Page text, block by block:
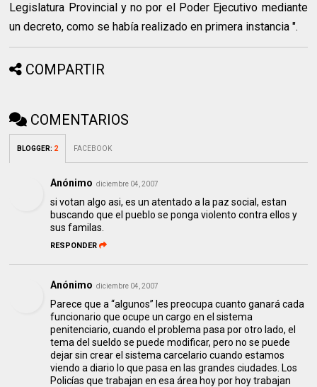
Legislatura Provincial y no por el Poder Ejecutivo mediante
un decreto, como se había realizado en primera instancia ".
COMPARTIR
COMENTARIOS
BLOGGER: 2 FACEBOOK
Anónimo diciembre 04, 2007
si votan algo asi, es un atentado a la paz social, estan
buscando que el pueblo se ponga violento contra ellos y
sus familas.
RESPONDER
Anónimo diciembre 04, 2007
Parece que a “algunos” les preocupa cuanto ganará cada
funcionario que ocupe un cargo en el sistema
penitenciario, cuando el problema pasa por otro lado, el
tema del sueldo se puede modificar, pero no se puede
dejar sin crear el sistema carcelario cuando estamos
viendo a diario lo que pasa en las grandes ciudades. Los
Policías que trabajan en esa área hoy por hoy trabajan